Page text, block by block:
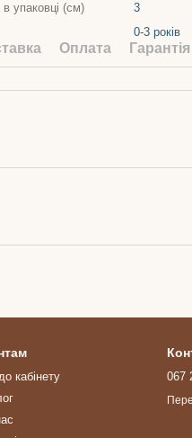
в упаковці (см)
3
0-3 років
Оплата Гарантія
кабінету
067